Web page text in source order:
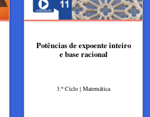
Potências de expoente inteiro
e base racional
3.º Ciclo | Matemática